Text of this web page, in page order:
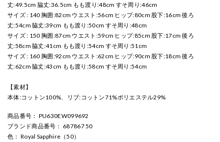
丈:49.5cm 脇丈:36.5cm もも渡り:48cm すそ周り:46cm
サイズ : 140 胸囲:82cm ウエスト:56cm ヒップ:80cm 股下:16cm 後ろ
丈:54cm 脇丈:39cm もも渡り:50cm すそ周り:48cm
サイズ : 150 胸囲:87cm ウエスト:59cm ヒップ:85cm 股下:17cm 後ろ
丈:58cm 脇丈:41cm もも渡り:54cm すそ周り:51cm
サイズ : 160 胸囲:92cm ウエスト:62cm ヒップ:90cm 股下:18cm 後ろ
丈:62cm 脇丈:43cm もも渡り:58cm すそ周り:54cm
【素材】
本体:コットン100%、リブ:コットン71%ポリエステル29%
商品番号 ： PU630EW099692
ブランド商品番号 ： 687867 50
色 ： Royal Sapphire（50）